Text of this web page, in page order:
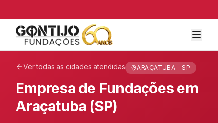
Ver todas as cidades atendidas ARAÇATUBA - SP
Empresa de Fundações em
Araçatuba (SP)